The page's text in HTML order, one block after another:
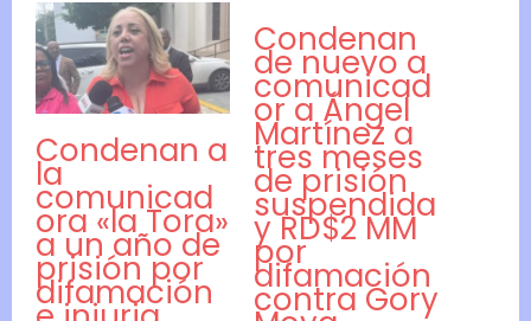
Condenan a
la
comunicad
ora «la Tora»
a un año de
prisión por
difamación
Condenan
de nuevo a
comunicad
or a Ángel
Martínez a
tres meses
de prisión
suspendida
y RD$2 MM
por
difamación
contra Gory